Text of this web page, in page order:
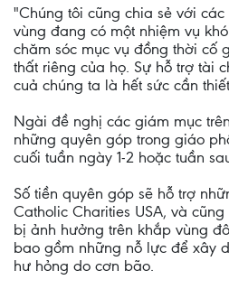
"Chúng tôi cũng chia sẻ với
vùng đang có một nhiệm vụ
chăm sóc mục vụ đồng thời cố
thất riêng của họ. Sự hỗ trợ tài
cuả chúng ta là hết sức cần
Ngài đề nghị các giám mục
những quyên góp trong giáo
cuối tuần ngày 1-2 hoặc tuần
Số tiền quyên góp sẽ hỗ trợ
Catholic Charities USA, và
bị ảnh hưởng trên khắp vùng
bao gồm những nỗ lực để xây
hư hỏng do cơn bão.